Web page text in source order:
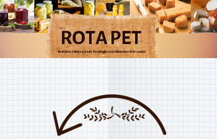
PET
ROTA
Revisão e Otimização de Tecnologias em Alimentos Artesanais